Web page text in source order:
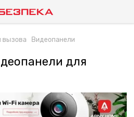
вызова Видеопанели
для